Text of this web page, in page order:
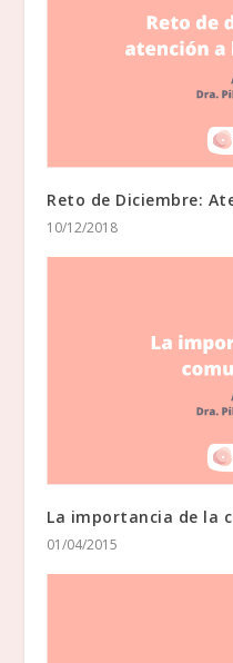
Reto de Diciembre:
10/12/2018
La importancia de la
01/04/2015